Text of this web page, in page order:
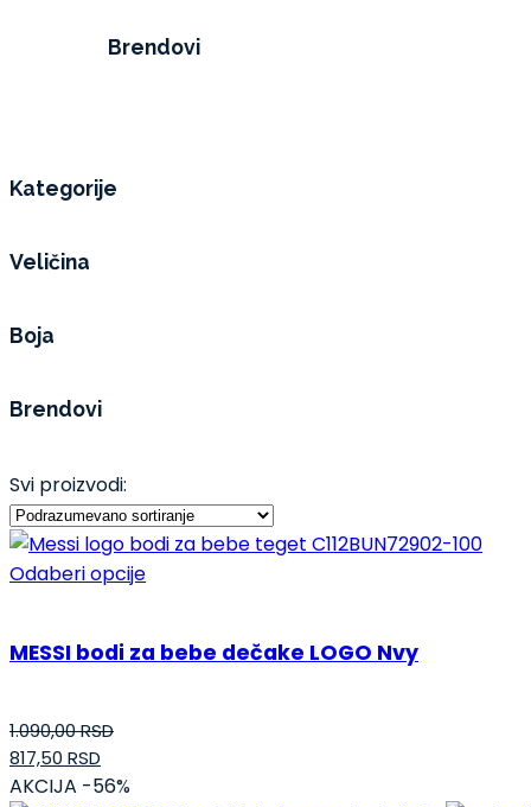
Brendovi
Kategorije
Veličina
Boja
Brendovi
Svi proizvodi:
Odaberi opcije
MESSI bodi za bebe dečake LOGO Nvy
1.090,00RSD
817,50 RSD
AKCIJA -56%